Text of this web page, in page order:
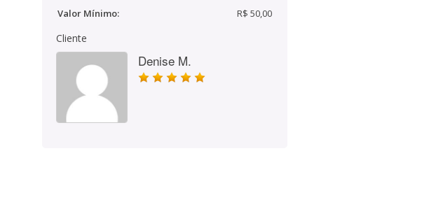
Valor Mínimo:
R$ 50,00
Cliente
Denise M.